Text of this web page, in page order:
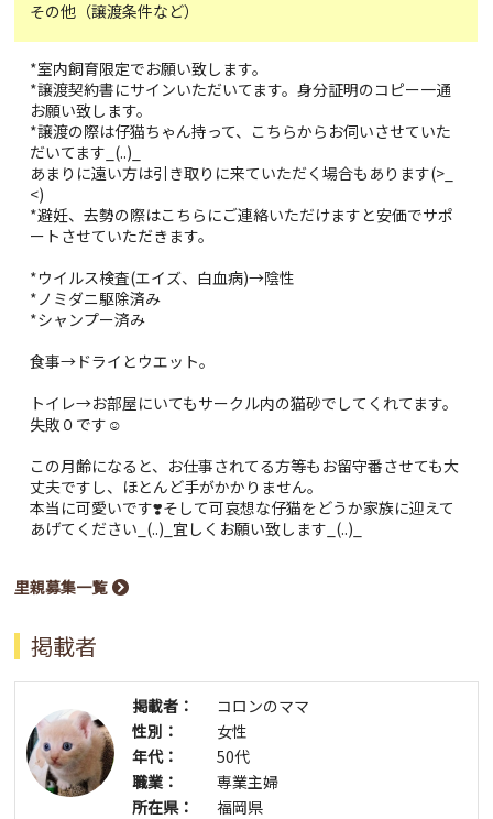
その他（譲渡条件など）
*室内飼育限定でお願い致します。
*譲渡契約書にサインいただいてます。身分証明のコピー一通
お願い致します。
*譲渡の際は仔猫ちゃん持って、こちらからお伺いさせていた
だいてます_(..)_
あまりに遠い方は引き取りに来ていただく場合もあります(>_
<)
*避妊、去勢の際はこちらにご連絡いただけますと安価でサポ
ートさせていただきます。
*ウイルス検査(エイズ、白血病)→陰性
*ノミダニ駆除済み
*シャンプー済み
食事→ドライとウエット。
トイレ→お部屋にいてもサークル内の猫砂でしてくれてます。
失敗０です☺️
この月齢になると、お仕事されてる方等もお留守番させても大
丈夫ですし、ほとんど手がかかりません。
本当に可愛いです❣️そして可哀想な仔猫をどうか家族に迎えて
あげてください_(..)_宜しくお願い致します_(..)_
里親募集一覧
掲載者
掲載者：
コロンのママ
性別：
女性
年代：
50代
職業：
専業主婦
所在県：
福岡県